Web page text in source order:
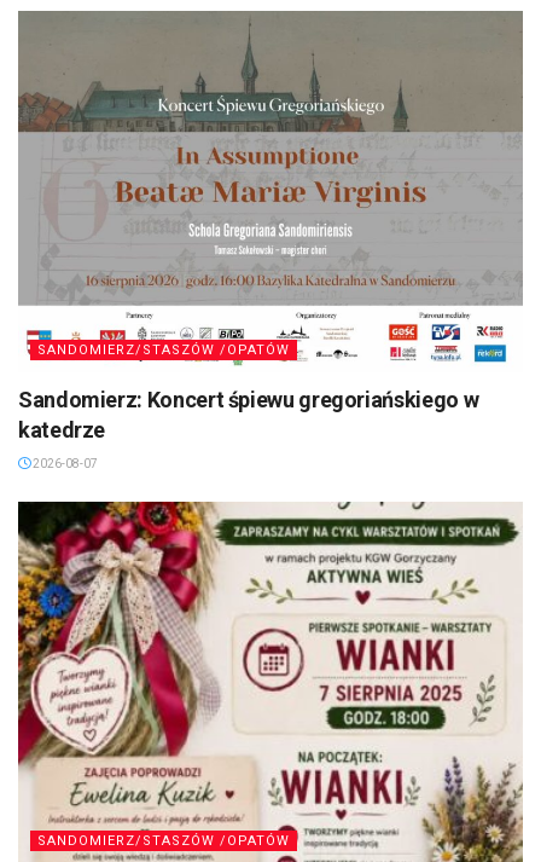
SANDOMIERZ/STASZÓW /OPATÓW
Sandomierz: Koncert śpiewu gregoriańskiego w
katedrze
2026-08-07
SANDOMIERZ/STASZÓW /OPATÓW